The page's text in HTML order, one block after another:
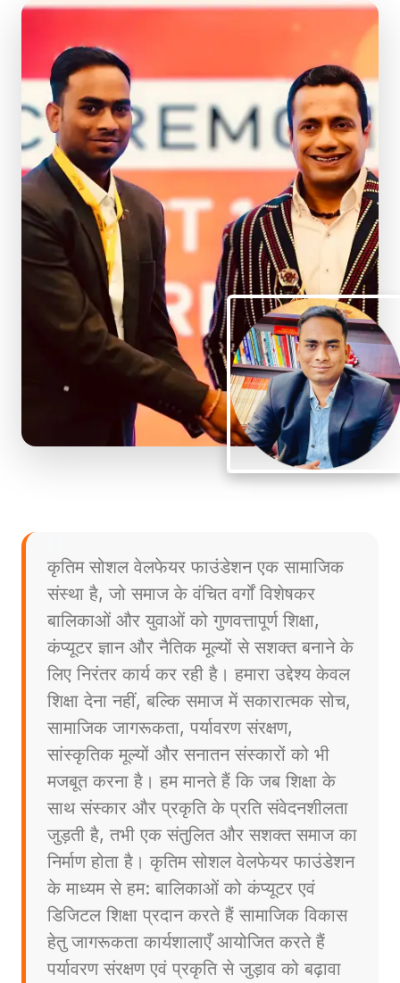
कृतिम सोशल वेलफेयर फाउंडेशन एक सामाजिक
संस्था है, जो समाज के वंचित वर्गों विशेषकर
बालिकाओं और युवाओं को गुणवत्तापूर्ण शिक्षा,
कंप्यूटर ज्ञान और नैतिक मूल्यों से सशक्त बनाने के
लिए निरंतर कार्य कर रही है। हमारा उद्देश्य केवल
शिक्षा देना नहीं, बल्कि समाज में सकारात्मक सोच,
सामाजिक जागरूकता, पर्यावरण संरक्षण,
सांस्कृतिक मूल्यों और सनातन संस्कारों को भी
मजबूत करना है। हम मानते हैं कि जब शिक्षा के
साथ संस्कार और प्रकृति के प्रति संवेदनशीलता
जुड़ती है, तभी एक संतुलित और सशक्त समाज का
निर्माण होता है। कृतिम सोशल वेलफेयर फाउंडेशन
के माध्यम से हम: बालिकाओं को कंप्यूटर एवं
डिजिटल शिक्षा प्रदान करते हैं सामाजिक विकास
हेतु जागरूकता कार्यशालाएँ आयोजित करते हैं
पर्यावरण संरक्षण एवं प्रकृति से जुड़ाव को बढ़ावा